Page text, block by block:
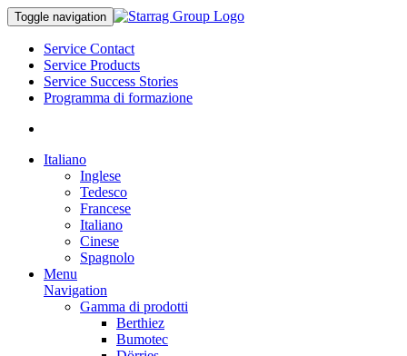
Toggle navigation
Service Contact
Service Products
Service Success Stories
Programma di formazione
Italiano
Inglese
Tedesco
Francese
Italiano
Cinese
Spagnolo
Menu
Navigation
Gamma di prodotti
Berthiez
Bumotec